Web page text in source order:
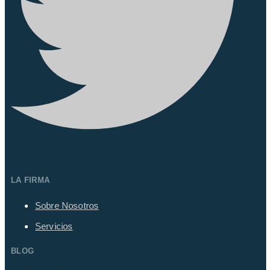
LA FIRMA
Sobre Nosotros
Servicios
BLOG